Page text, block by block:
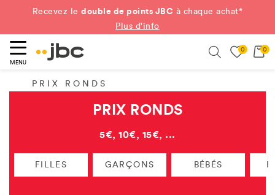
Recevez ledouble de points JBC à chaque achat*
Plus d'info
MENU
0 0
PRIX RONDS
PRIX RONDS
5€, 10€, 15€, ...
FILLES GARÇONS BÉBÉS